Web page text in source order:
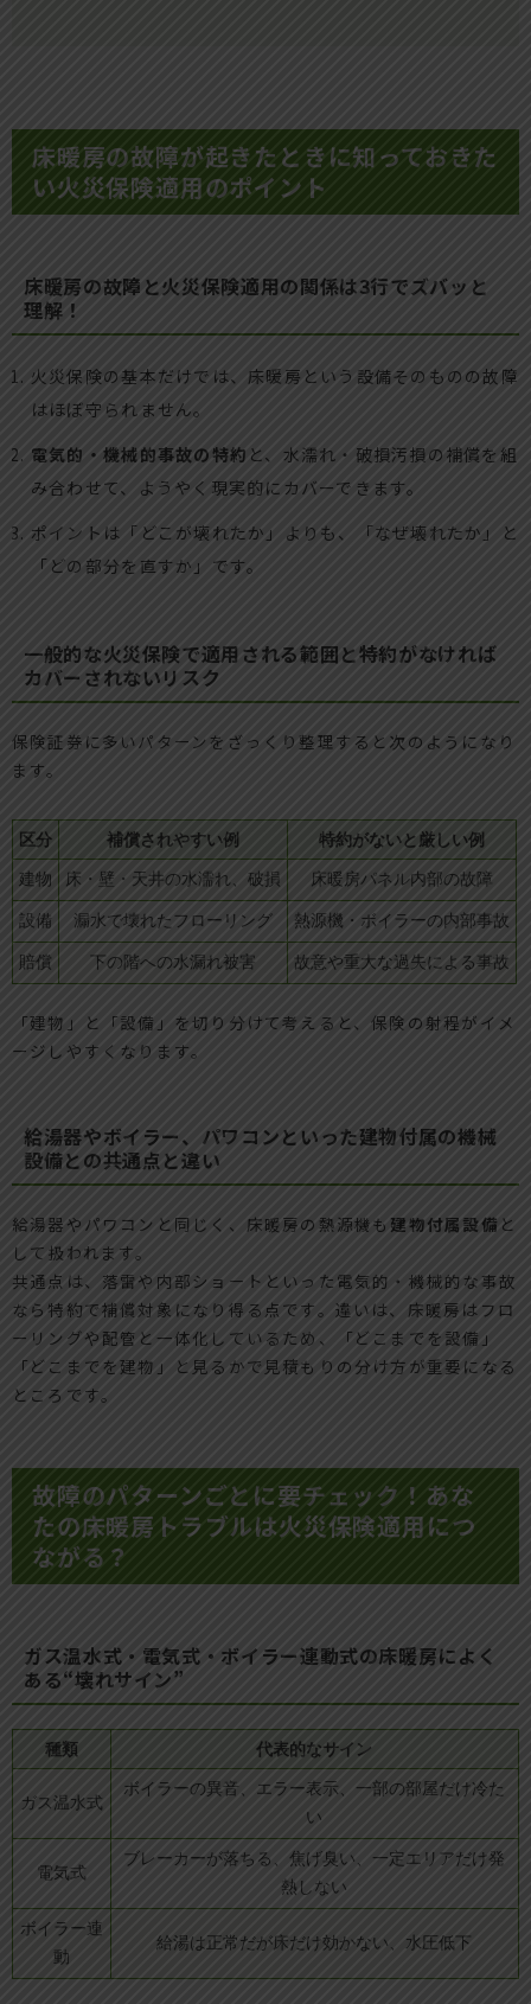
床暖房の故障が起きたときに知っておきた
い火災保険適用のポイント
床暖房の故障と火災保険適用の関係は3行でズバッと
理解！
火災保険の基本だけでは、床暖房という設備そのものの故障
はほぼ守られません。
電気的・機械的事故の特約 と、水濡れ・破損汚損の補償を組
み合わせて、ようやく現実的にカバーできます。
ポイントは「どこが壊れたか」よりも、「なぜ壊れたか」と
「どの部分を直すか」です。
一般的な火災保険で適用される範囲と特約がなければ
カバーされないリスク
保険証券に多いパターンをざっくり整理すると次のようになり
ます。
区分 補償されやすい例 特約がないと厳しい例
建物 床・壁・天井の水濡れ、破損 床暖房パネル内部の故障
設備 漏水で壊れたフローリング 熱源機・ボイラーの内部事故
賠償 下の階への水漏れ被害 故意や重大な過失による事故
「建物」と「設備」を切り分けて考えると、保険の射程がイメ
ージしやすくなります。
給湯器やボイラー、パワコンといった建物付属の機械
設備との共通点と違い
給湯器やパワコンと同じく、床暖房の熱源機も 建物付属設備 と
して扱われます。
共通点は、落雷や内部ショートといった電気的・機械的な事故
なら特約で補償対象になり得る点です。違いは、床暖房はフロ
ーリングや配管と一体化しているため、「どこまでを設備」
「どこまでを建物」と見るかで見積もりの分け方が重要になる
ところです。
故障のパターンごとに要チェック！あな
たの床暖房トラブルは火災保険適用につ
ながる？
ガス温水式・電気式・ボイラー連動式の床暖房によく
ある“壊れサイン”
種類 代表的なサイン
ガス温水式
ボイラーの異音、エラー表示、一部の部屋だけ冷た
い
電気式
ブレーカーが落ちる、焦げ臭い、一定エリアだけ発
熱しない
ボイラー連
動
給湯は正常だが床だけ効かない、水圧低下